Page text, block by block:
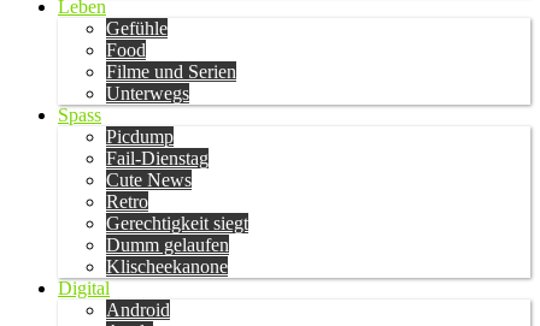
Leben
Gefühle
Food
Filme und Serien
Unterwegs
Spass
Picdump
Fail-Dienstag
Cute News
Retro
Gerechtigkeit siegt
Dumm gelaufen
Klischeekanone
Digital
Android